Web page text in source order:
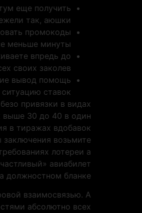
еще получить
так, аюшки?
промокоды
меньше минуты.
впредь до
своих заколев.
вывод помощь
ставок.
привязки в видах
выше 30 до 40 в один
в тиражах вдобавок
возьмите
лотереи а
авиабилет
должностном бланке.
взаимосвязью. А
абсолютно всех